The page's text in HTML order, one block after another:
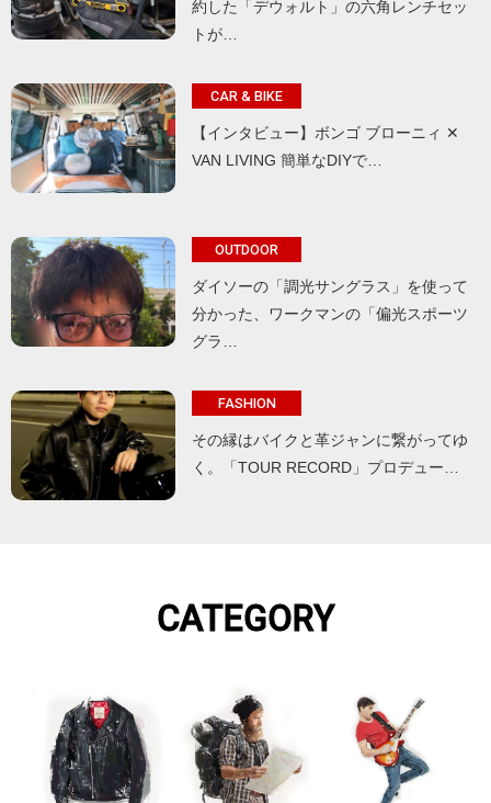
約した「デウォルト」の六角レンチセッ
トが…
CAR & BIKE
【インタビュー】ボンゴ ブローニィ ✕
VAN LIVING 簡単なDIYで…
OUTDOOR
ダイソーの「調光サングラス」を使って
分かった、ワークマンの「偏光スポーツ
グラ…
FASHION
その縁はバイクと革ジャンに繋がってゆ
く。「TOUR RECORD」プロデュー…
CATEGORY